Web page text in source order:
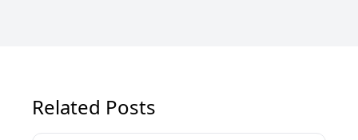
Related Posts